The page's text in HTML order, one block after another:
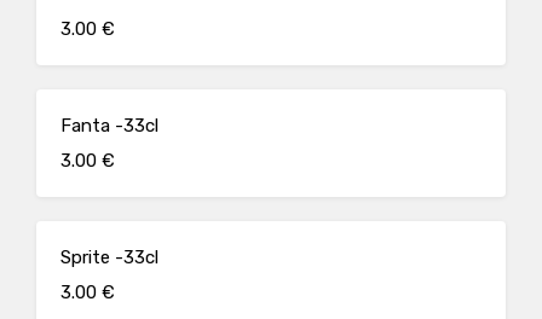
3.00 €
Fanta -33cl
3.00 €
Sprite -33cl
3.00 €